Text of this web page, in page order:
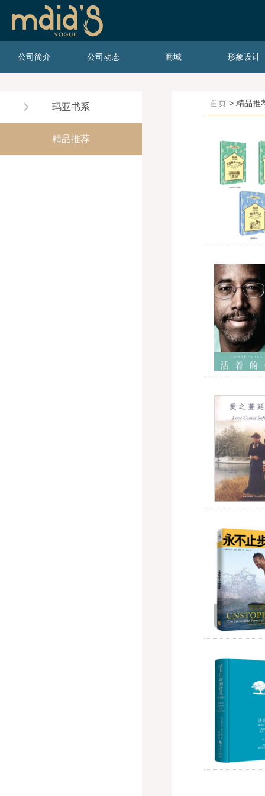
公司简介 公司动态 商城 形象设计
玛亚书系
精品推荐
首页 > 精品推